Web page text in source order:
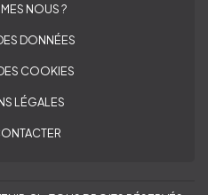
NOUS ?
DONNÉES
COOKIES
LÉGALES